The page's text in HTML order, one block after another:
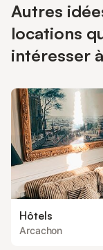
Autres
locations
intéresser
Hôtels
Arcachon